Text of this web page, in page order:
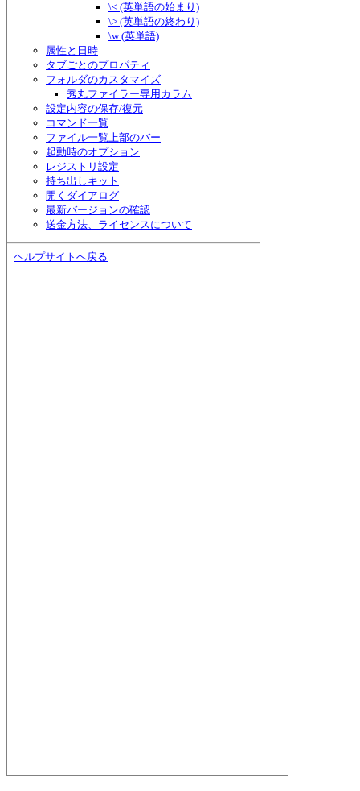
\< (英単語の始まり)
\> (英単語の終わり)
\w (英単語)
属性と日時
タブごとのプロパティ
フォルダのカスタマイズ
秀丸ファイラー専用カラム
設定内容の保存/復元
コマンド一覧
ファイル一覧上部のバー
起動時のオプション
レジストリ設定
持ち出しキット
開くダイアログ
最新バージョンの確認
送金方法、ライセンスについて
ヘルプサイトへ戻る